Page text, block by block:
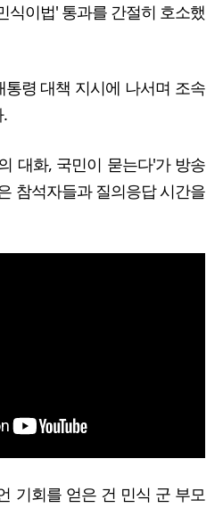
식이법' 통과를 간절히 호소했
령 대책 지시에 나서며 조속
대화, 국민이 묻는다'가 방송
참석자들과 질의응답 시간을
기회를 얻은 건 민식 군 부모